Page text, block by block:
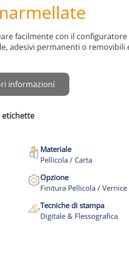
facilmente con il configuratore
adesivi permanenti o removibili
informazioni
etichette
Materiale
Pellicola / Carta
Opzione
Finitura Pellicola / Vernice
Tecniche di stampa
Digitale & Flessografica